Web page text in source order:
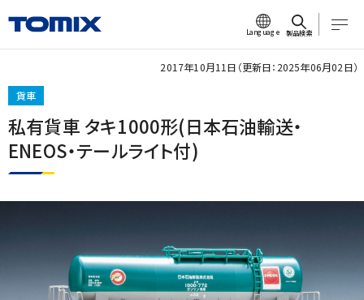
Language 製品検索
貨車
私有貨車 タキ1000形(日本石油輸送・
ENEOS・テールライト付)
2017年10月11日（更新日：2025年06月02日）